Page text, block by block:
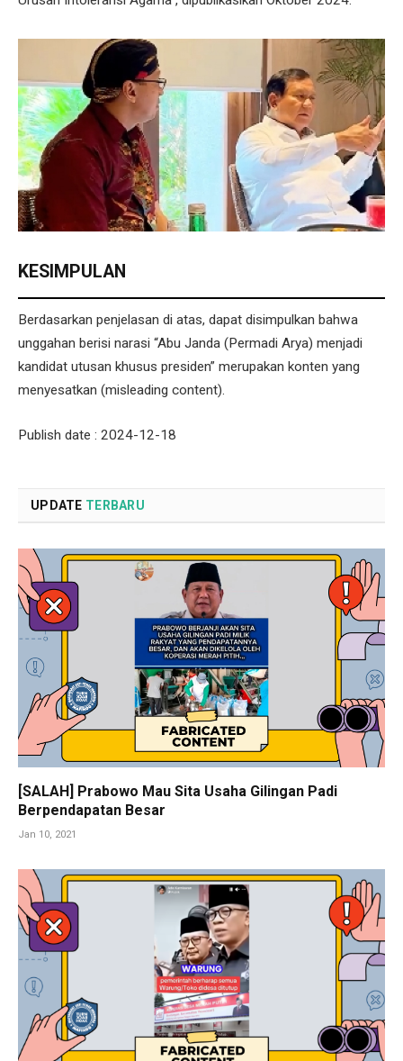
KESIMPULAN
Berdasarkan penjelasan di atas, dapat disimpulkan bahwa
unggahan berisi narasi “Abu Janda (Permadi Arya) menjadi
kandidat utusan khusus presiden” merupakan konten yang
menyesatkan (misleading content).
Publish date : 2024-12-18
UPDATE TERBARU
[SALAH] Prabowo Mau Sita Usaha Gilingan Padi
Berpendapatan Besar
Jan 10, 2021